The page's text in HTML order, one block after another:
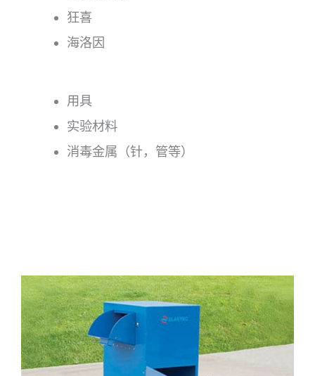
狂喜
海洛因
用具
实验材料
消毒金属（针，管等）